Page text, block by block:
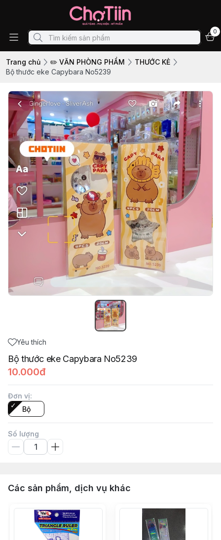
0
Trang chủ ✏️ VĂN PHÒNG PHẨM
THƯỚC KẺ
Bộ thước eke Capybara No5239
Yêu thích
Bộ thước eke Capybara No5239
10.000đ
Đơn vị:
Bộ
Số lượng
Các sản phẩm, dịch vụ khác